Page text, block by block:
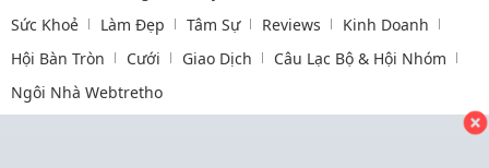
Sức Khoẻ
Làm Đẹp Tâm Sự Reviews
Kinh Doanh
Hội Bàn Tròn
Cưới Giao Dịch
Câu Lạc Bộ & Hội Nhóm
Ngôi Nhà Webtretho